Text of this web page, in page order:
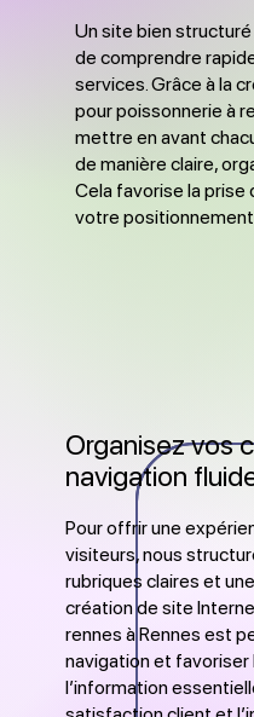
Un site bien
de comprendre
services. Grâce à la
pour poissonnerie à
mettre en avant
de manière claire,
Cela favorise la
votre positionnement
Organisez vos
navigation
Pour offrir une
visiteurs, nous
rubriques claires et
création de site
rennes à Rennes est
navigation et favoriser
l’information